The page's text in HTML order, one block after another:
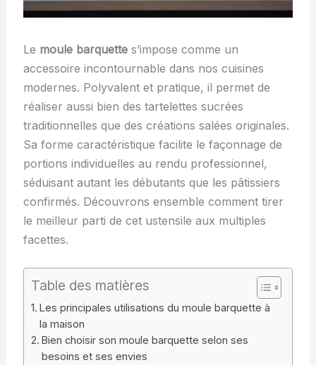
Le moule barquettes’impose comme un
accessoire incontournable dans nos cuisines
modernes. Polyvalent et pratique, il permet de
réaliser aussi bien des tartelettes sucrées
traditionnelles que des créations salées originales.
Sa forme caractéristique facilite le façonnage de
portions individuelles au rendu professionnel,
séduisant autant les débutants que les pâtissiers
confirmés. Découvrons ensemble comment tirer
le meilleur parti de cet ustensile aux multiples
facettes.
Table des matières
Les principales utilisations du moule barquette à
la maison
Bien choisir son moule barquette selon ses
besoins et ses envies